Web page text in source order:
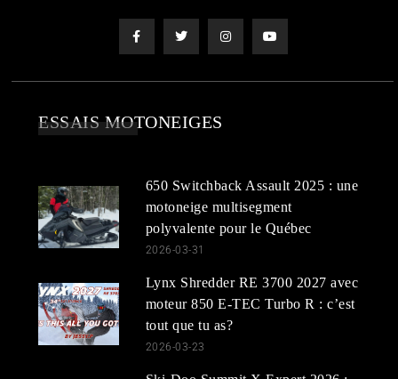
ESSAIS MOTONEIGES
650 Switchback Assault 2025 : une
motoneige multisegment
polyvalente pour le Québec
2026-03-31
Lynx Shredder RE 3700 2027 avec
moteur 850 E-TEC Turbo R : c’est
tout que tu as?
2026-03-23